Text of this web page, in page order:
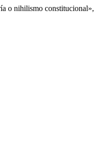
o nihilismo constitucional»,